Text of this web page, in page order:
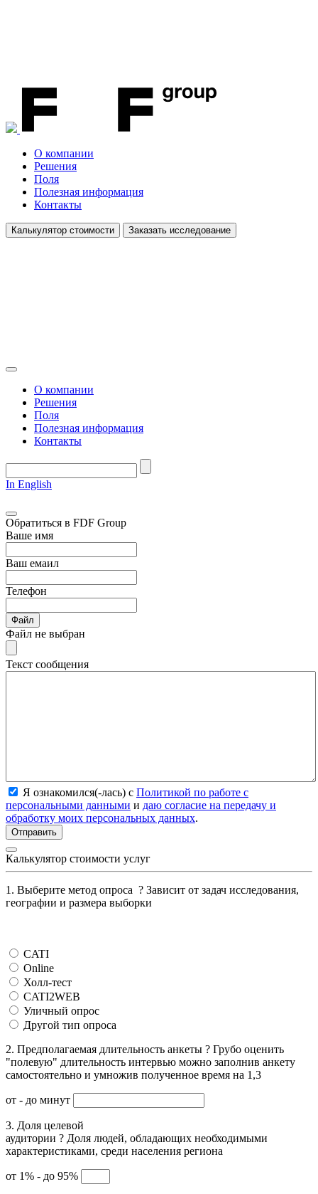
О компании
Решения
Поля
Полезная информация
Контакты
Калькулятор стоимости Заказать исследование
О компании
Решения
Поля
Полезная информация
Контакты
In English
Обратиться в FDF Group
Ваше имя
Ваш емаил
Телефон
Файл
Файл не выбран
Текст сообщения
Я ознакомился(-лась) с Политикой по работе с
персональными данными и даю согласие на передачу и
обработку моих персональных данных.
Калькулятор стоимости услуг
1. Выберите метод опроса ? Зависит от задач исследования,
географии и размера выборки
CATI
Online
Холл-тест
CATI2WEB
Уличный опрос
Другой тип опроса
2. Предполагаемая длительность анкеты ? Грубо оценить
"полевую" длительность интервью можно заполнив анкету
самостоятельно и умножив полученное время на 1,3
от - до минут
3. Доля целевой
аудитории ? Доля людей, обладающих необходимыми
характеристиками, среди населения региона
от 1% - до 95%